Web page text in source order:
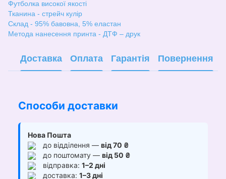
Футболка високої якості
Тканина - стрейч кулір
Склад - 95% бавовна, 5% еластан
Метода нанесення принта - ДТФ – друк
Доставка Оплата Гарантія Повернення
Способи доставки
Нова Пошта
до відділення — від 70 ₴
до поштомату — від 50 ₴
відправка: 1–2 дні
доставка: 1–3 дні